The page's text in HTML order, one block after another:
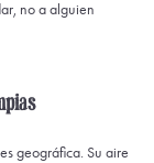
no a alguien
geográfica. Su aire